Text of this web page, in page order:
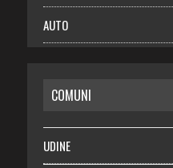
AUTO
RISPARMIO
SALUTE
COMUNI
UDINE